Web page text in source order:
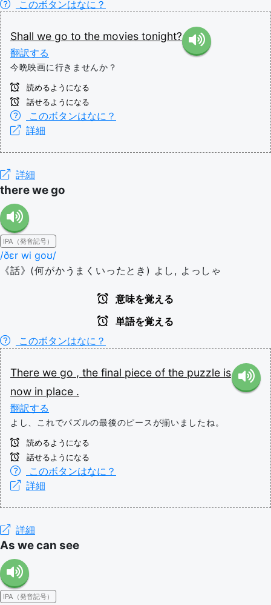
このボタンはなに？
Shall we go to the movies tonight?
翻訳する
今晩映画に行きませんか？
読めるようになる
話せるようになる
このボタンはなに？
詳細
詳細
there we go
IPA（発音記号）
/ðɛr wi ɡoʊ/
《話》(何がかうまくいったとき) よし, よっしゃ
意味を覚える
単語を覚える
このボタンはなに？
There we go , the final piece of the puzzle is
now in place .
翻訳する
よし、これでパズルの最後のピースが揃いましたね。
読めるようになる
話せるようになる
このボタンはなに？
詳細
詳細
As we can see
IPA（発音記号）